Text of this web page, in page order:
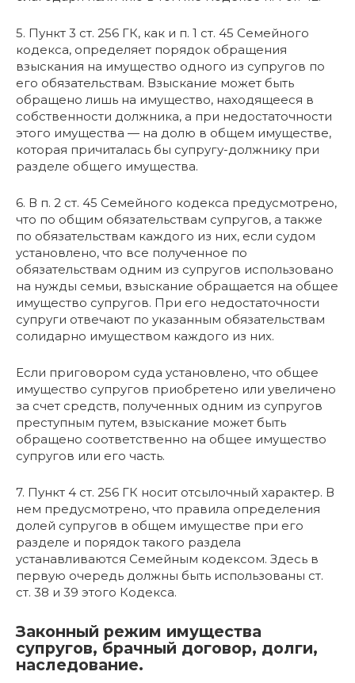
5. Пункт 3 ст. 256 ГК, как и п. 1 ст. 45 Семейного
кодекса, определяет порядок обращения
взыскания на имущество одного из супругов по
его обязательствам. Взыскание может быть
обращено лишь на имущество, находящееся в
собственности должника, а при недостаточности
этого имущества — на долю в общем имуществе,
которая причиталась бы супругу-должнику при
разделе общего имущества.
6. В п. 2 ст. 45 Семейного кодекса предусмотрено,
что по общим обязательствам супругов, а также
по обязательствам каждого из них, если судом
установлено, что все полученное по
обязательствам одним из супругов использовано
на нужды семьи, взыскание обращается на общее
имущество супругов. При его недостаточности
супруги отвечают по указанным обязательствам
солидарно имуществом каждого из них.
Если приговором суда установлено, что общее
имущество супругов приобретено или увеличено
за счет средств, полученных одним из супругов
преступным путем, взыскание может быть
обращено соответственно на общее имущество
супругов или его часть.
7. Пункт 4 ст. 256 ГК носит отсылочный характер. В
нем предусмотрено, что правила определения
долей супругов в общем имуществе при его
разделе и порядок такого раздела
устанавливаются Семейным кодексом. Здесь в
первую очередь должны быть использованы ст.
ст. 38 и 39 этого Кодекса.
Законный режим имущества
супругов, брачный договор, долги,
наследование.